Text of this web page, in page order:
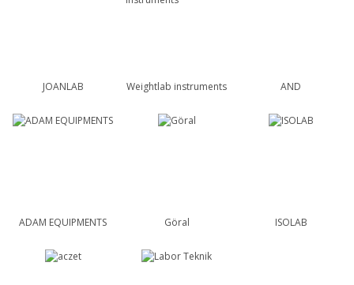
JOANLAB Weightlab instruments AND
ADAM EQUIPMENTS Göral ISOLAB